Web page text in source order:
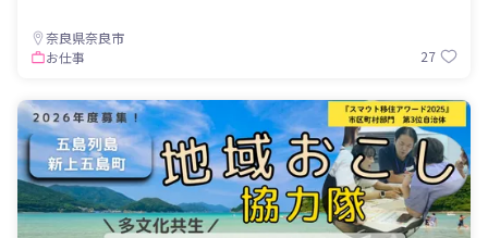
奈良県奈良市
お仕事
27